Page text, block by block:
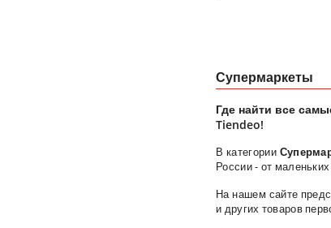
Супермаркеты
Где найти все
Tiendeo!
В категории
России - от
На нашем сайте
и других товаров